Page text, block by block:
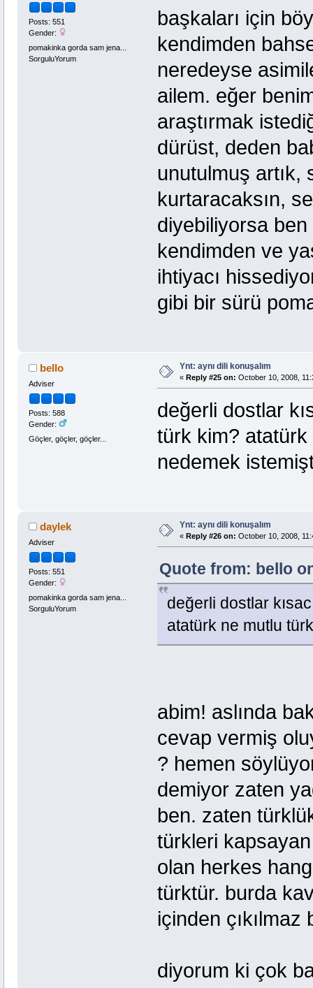
Posts: 551
Gender:
pomakinka gorda sam jena...
SorguluYorum
başkaları için
kendimden
neredeyse
ailem. eğer
araştırmak
dürüst, deden
unutulmuş artık,
kurtaracaksın,
diyebiliyorsa ben
kendimden ve
ihtiyacı
gibi bir sürü
bello
Adviser
Posts: 588
Gender:
Göçler, göçler, göçler...
Ynt: aynı dili konuşalım
« Reply #25 on: October 10, 2008,
değerli dostlar
türk kim?
nedemek
daylek
Adviser
Posts: 551
Gender:
pomakinka gorda sam jena...
SorguluYorum
Ynt: aynı dili konuşalım
« Reply #26 on: October 10, 2008,
Quote from: bello
değerli dostlar
atatürk ne mutlu
abim! aslında
cevap vermiş
? hemen
demiyor zaten
ben. zaten
türkleri
olan herkes
türktür. burda
içinden çıkılmaz
diyorum ki çok